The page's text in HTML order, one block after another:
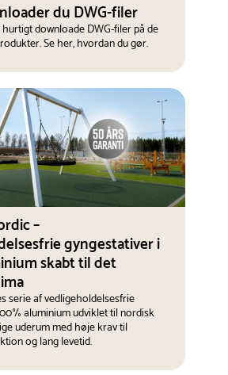
du DWG-filer
downloade DWG-filer på de
Se her, hvordan du gør.
–
gyngestativer i
skabt til det
serie af vedligeholdelsesfrie
aluminium udviklet til nordisk
uderum med høje krav til
og lang levetid.